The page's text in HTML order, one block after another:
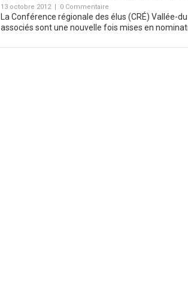
13 octobre 2012 | 0 Commentaire
La Conférence régionale des élus (CRÉ) Vallée-
associés sont une nouvelle fois mises en